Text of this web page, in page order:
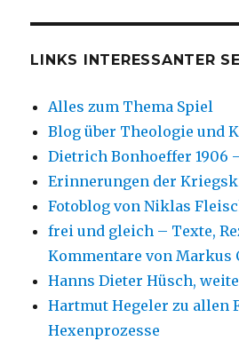
LINKS INTERESSANTER
Alles zum Thema Spiel
Blog über Theologie und
Dietrich Bonhoeffer 1906
Erinnerungen der
Fotoblog von Niklas
frei und gleich – Texte,
Kommentare von Markus
Hanns Dieter Hüsch,
Hartmut Hegeler zu allen
Hexenprozesse